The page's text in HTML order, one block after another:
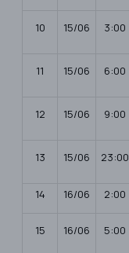
10 15/06 3:00
11 15/06 6:00
12 15/06 9:00
13 15/06 23:00
14 16/06 2:00
15 16/06 5:00